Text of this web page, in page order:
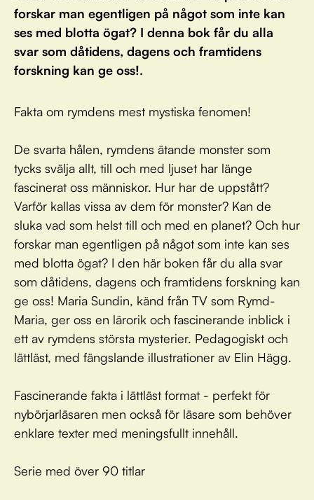
forskar man egentligen på något som inte kan
ses med blotta ögat? I denna bok får du alla
svar som dåtidens, dagens och framtidens
forskning kan ge oss!.
Fakta om rymdens mest mystiska fenomen!
De svarta hålen, rymdens ätande monster som
tycks svälja allt, till och med ljuset har länge
fascinerat oss människor. Hur har de uppstått?
Varför kallas vissa av dem för monster? Kan de
sluka vad som helst till och med en planet? Och hur
forskar man egentligen på något som inte kan ses
med blotta ögat? I den här boken får du alla svar
som dåtidens, dagens och framtidens forskning kan
ge oss! Maria Sundin, känd från TV som Rymd-
Maria, ger oss en lärorik och fascinerande inblick i
ett av rymdens största mysterier. Pedagogiskt och
lättläst, med fängslande illustrationer av Elin Hägg.
Fascinerande fakta i lättläst format - perfekt för
nybörjarläsaren men också för läsare som behöver
enklare texter med meningsfullt innehåll.
Serie med över 90 titlar